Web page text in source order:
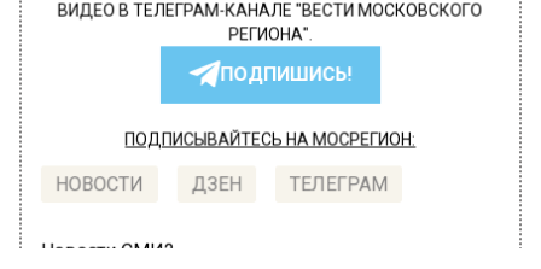
ВИДЕО В ТЕЛЕГРАМ-КАНАЛЕ "ВЕСТИ МОСКОВСКОГО
РЕГИОНА".
ПОДПИШИСЬ!
ПОДПИСЫВАЙТЕСЬ НА МОСРЕГИОН:
НОВОСТИ ДЗЕН ТЕЛЕГРАМ
Новости СМИ2